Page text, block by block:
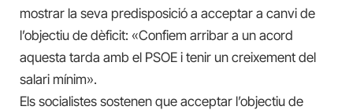
mostrar la seva predisposició a acceptar a canvi de
l’objectiu de dèficit: «Confiem arribar a un acord
aquesta tarda amb el PSOE i tenir un creixement del
salari mínim».
Els socialistes sostenen que acceptar l’objectiu de